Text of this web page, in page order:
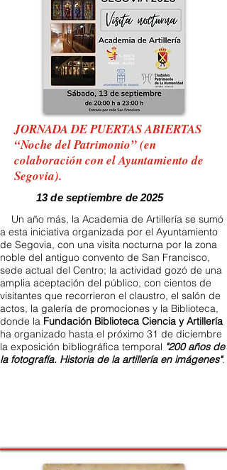
JORNADA DE PUERTAS ABIERTAS
“Noche del Patrimonio” (en
colaboración con el Ayuntamiento de
Segovia).
13 de septiembre de 2025
Un año más, la Academia de Artillería se sumó
a esta iniciativa organizada por el Ayuntamiento
de Segovia, con una visita nocturna por la zona
noble del antiguo convento de San Francisco,
sede actual del Centro; la actividad gozó de una
amplia aceptación del público, con cientos de
visitantes que recorrieron el claustro, el salón de
actos, la galería de promociones y la Biblioteca,
donde la Fundación Biblioteca Ciencia y Artillería
ha organizado hasta el próximo 31 de diciembre
la exposición bibliográfica temporal "200 años de
la fotografía. Historia de la artillería en imágenes".